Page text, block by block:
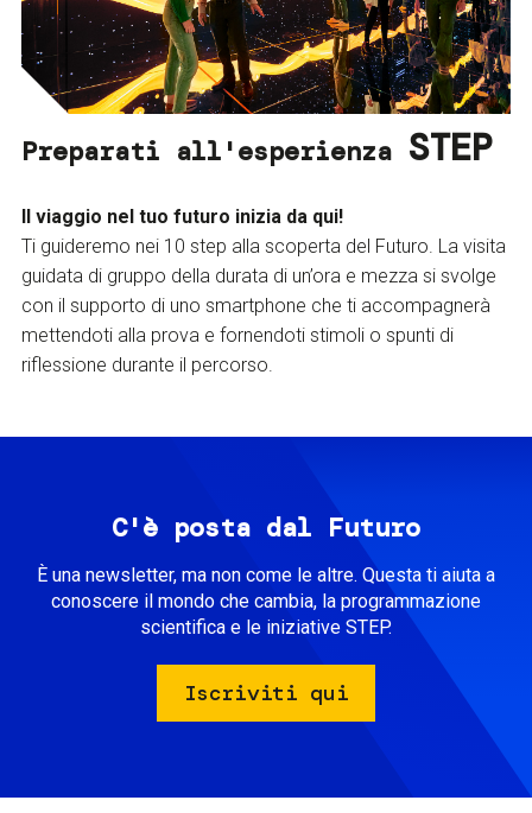
Preparati all'esperienza STEP
Il viaggio nel tuo futuro inizia da qui!
Ti guideremo nei 10 step alla scoperta del Futuro. La visita
guidata di gruppo della durata di un’ora e mezza si svolge
con il supporto di uno smartphone che ti accompagnerà
mettendoti alla prova e fornendoti stimoli o spunti di
riflessione durante il percorso.
C'è posta dal Futuro
È una newsletter, ma non come le altre. Questa ti aiuta a
conoscere il mondo che cambia, la programmazione
scientifica e le iniziative STEP.
Iscriviti qui